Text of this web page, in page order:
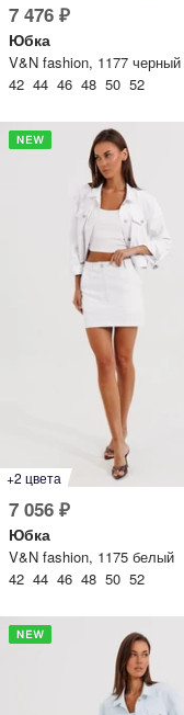
KZT
7 476 ₽
Юбка
V&N fashion, 1177 черный
42 44 46 48 50 52
+2 цвета
7 056 ₽
Юбка
V&N fashion, 1175 белый
42 44 46 48 50 52